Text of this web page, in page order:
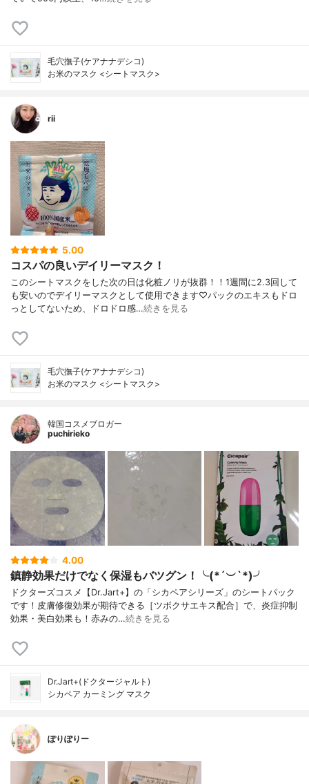
毛穴撫子(ケアナナデシコ)
お米のマスク <シートマスク>
rii
5.00
コスパの良いデイリーマスク！
このシートマスクをした次の日は化粧ノリが抜群！！1週間に2.3回して
も安いのでデイリーマスクとして使用できます♡パックのエキスもドロ
っとしてないため、ドロドロ感…続きを見る
毛穴撫子(ケアナナデシコ)
お米のマスク <シートマスク>
韓国コスメブロガー
puchirieko
4.00
鎮静効果だけでなく保湿もバツグン！╰(*´︶`*)╯
ドクターズコスメ【Dr.Jart+】の「シカペアシリーズ」のシートパック
です！皮膚修復効果が期待できる［ツボクサエキス配合］で、炎症抑制
効果・美白効果も！赤みの…続きを見る
Dr.Jart+(ドクタージャルト)
シカペア カーミング マスク
ぽりぽりー